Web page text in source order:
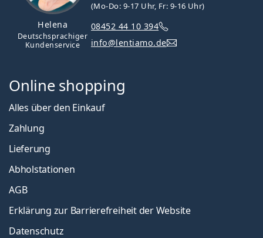
Helena
Deutschsprachiger
Kundenservice
(Mo-Do: 9-17 Uhr, Fr: 9-16 Uhr)
08452 44 10 394
info@lentiamo.de
Online shopping
Alles über den Einkauf
Zahlung
Lieferung
Abholstationen
AGB
Erklärung zur Barrierefreiheit der Website
Datenschutz